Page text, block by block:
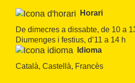
Horari
De dimecres a dissabte, de 10 a
Diumenges i festius, d’11 a 14 h
Idioma
Català, Castellà, Francès